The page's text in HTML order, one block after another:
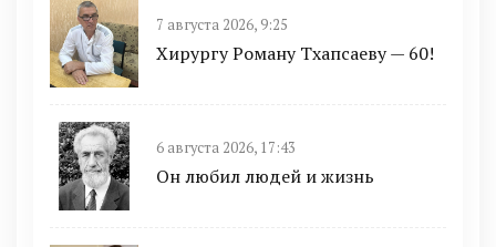
7 августа 2026, 9:25
Хирургу Роману Тхапсаеву — 60!
6 августа 2026, 17:43
Он любил людей и жизнь